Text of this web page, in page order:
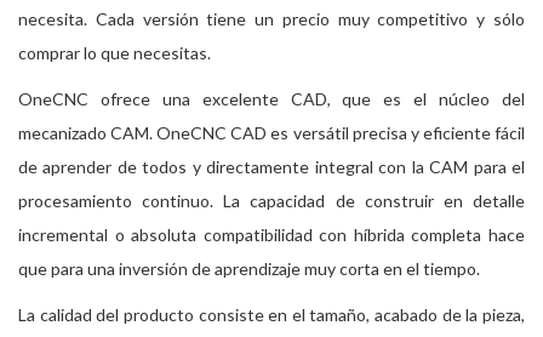
necesita. Cada versión tiene un precio muy competitivo y sólo
comprar lo que necesitas.
OneCNC ofrece una excelente CAD, que es el núcleo del
mecanizado CAM. OneCNC CAD es versátil precisa y eficiente fácil
de aprender de todos y directamente integral con la CAM para el
procesamiento continuo. La capacidad de construir en detalle
incremental o absoluta compatibilidad con híbrida completa hace
que para una inversión de aprendizaje muy corta en el tiempo.
La calidad del producto consiste en el tamaño, acabado de la pieza,